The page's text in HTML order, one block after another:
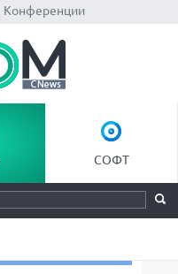
Конференции
СОФТ